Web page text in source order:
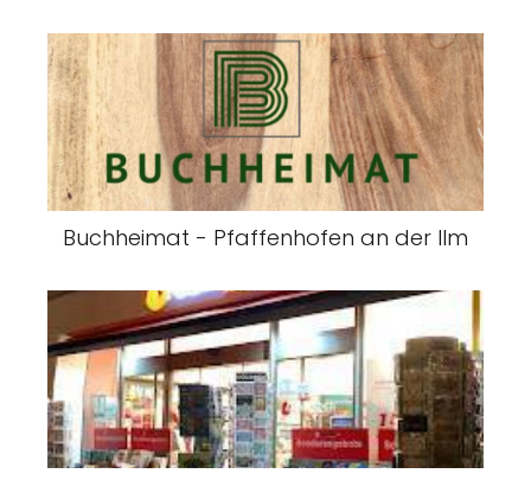
Buchheimat - Pfaffenhofen an der Ilm